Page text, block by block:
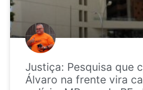
Justiça: Pesquisa que
Álvaro na frente vira